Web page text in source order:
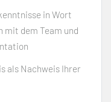
in Wort
mit dem Team und
als Nachweis Ihrer